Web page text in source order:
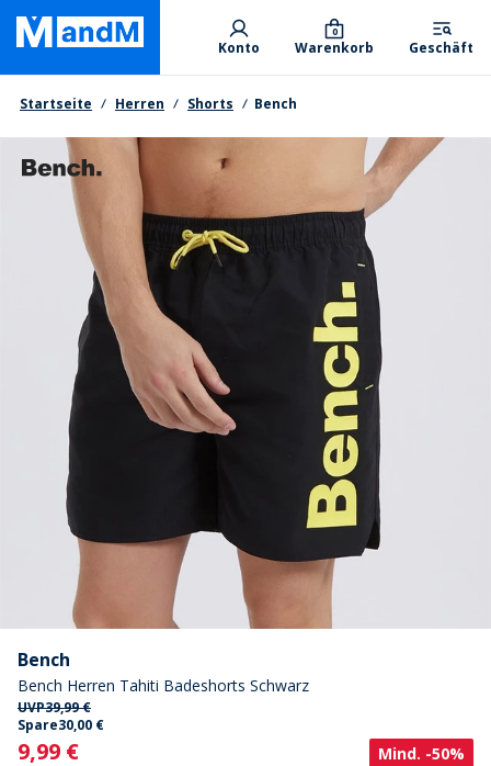
Skip
main
content
Primary departments
Konto Warenkorb
0
Geschäft
Brotkrumen
Startseite Herren Shorts Bench
Bench
Bench Herren Tahiti Badeshorts Schwarz
UVP39,99 €
Spare30,00 €
Current
9,99 € Mind. -50%